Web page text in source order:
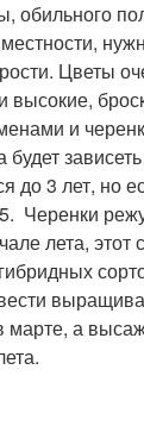
обильного
Цветы
и
до 3 лет, но
Черенки
лета, этот
марте, а